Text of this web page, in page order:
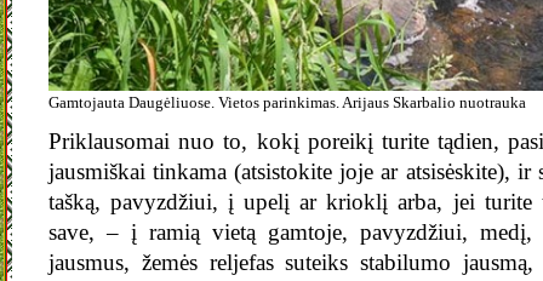
Gamtojauta Daugėliuose. Vietos parinkimas. Arijaus Skarbalio nuotrauka
Priklausomai nuo to, kokį poreikį turite tądien,
jausmiškai tinkama (atsistokite joje ar atsisėskite), ir
tašką, pavyzdžiui, į upelį ar krioklį arba, jei turite
save, – į ramią vietą gamtoje, pavyzdžiui,
jausmus, žemės reljefas suteiks stabilumo